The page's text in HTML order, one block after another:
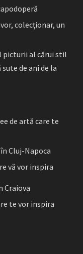
colecţionar, un
picturii al cărui stil
de ani de la
de artă care te
Cluj-Napoca
vă vor inspira
Craiova
te vor inspira